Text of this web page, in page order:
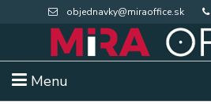
objednavky@miraoffice.sk
Menu